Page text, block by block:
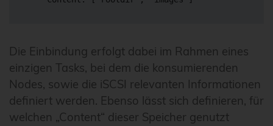
Die Einbindung erfolgt dabei im Rahmen eines
einzigen Tasks, bei dem die konsumierenden
Nodes, sowie die iSCSI relevanten Informationen
definiert werden. Ebenso lässt sich definieren, für
welchen „Content“ dieser Speicher genutzt